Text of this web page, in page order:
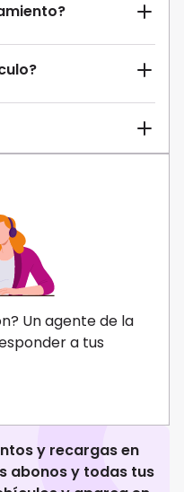
Un agente de la
a tus
y recargas en
abonos y todas tus